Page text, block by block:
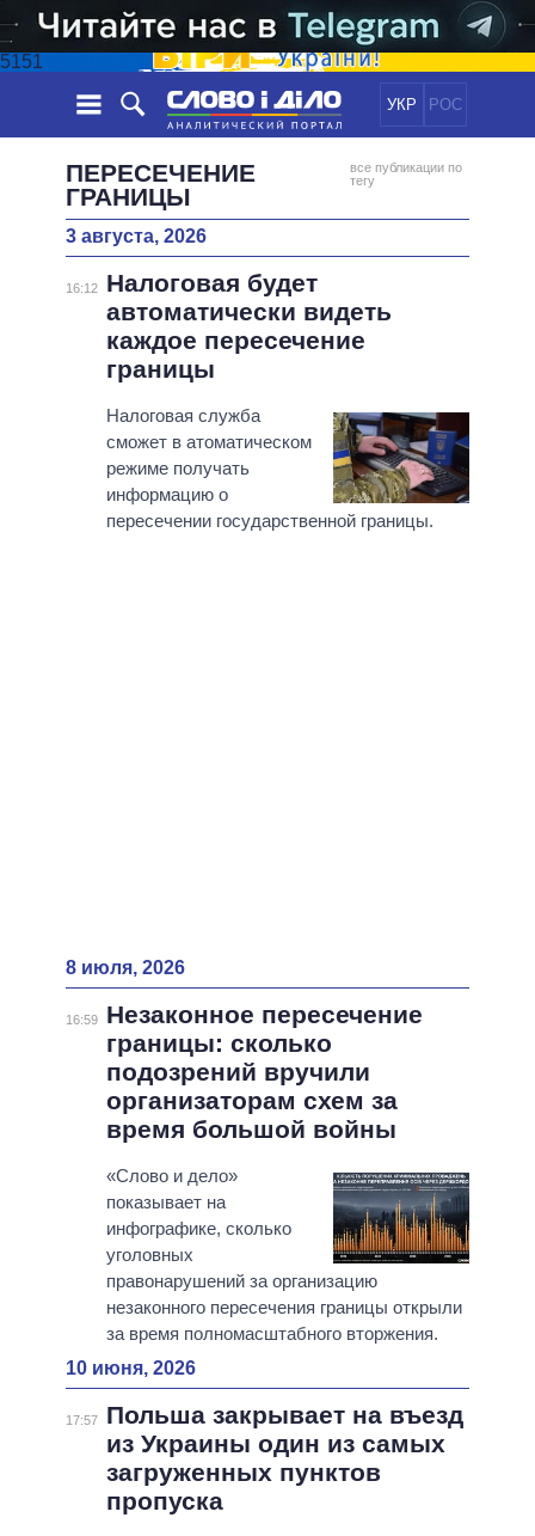
5151
УКР РОС
НОВОСТИ
ЛЕНТА
СОБЫТИЯ
СТАТЬИ
ОБЗОРЫ
ПОЛИТИКА
ЭКОНОМИКА
ОБЩЕСТВО
ОБЕЩАНИЯ
ПОЛИТИКИ
ПРЕЗИДЕНТ И ОФИС
ГЛАВЫ ОБЛАДМИНИСТРАЦИЙ
МЭРЫ
ВСЕ ПЕРСОНЫ
ИНФОГРАФИКА
ПОДДЕРЖАТЬ
СРАВНЕНИЕ ПОЛИТИКОВ
ПЕРЕСЕЧЕНИЕ
ГРАНИЦЫ
все публикации по
тегу
3 августа, 2026
16:12
Налоговая будет
автоматически видеть
каждое пересечение
границы
Налоговая служба
сможет в атоматическом
режиме получать
информацию о
пересечении государственной границы.
8 июля, 2026
16:59
Незаконное пересечение
границы: сколько
подозрений вручили
организаторам схем за
время большой войны
«Слово и дело»
показывает на
инфографике, сколько
уголовных
правонарушений за организацию
незаконного пересечения границы открыли
за время полномасштабного вторжения.
10 июня, 2026
17:57
Польша закрывает на въезд
из Украины один из самых
загруженных пунктов
пропуска